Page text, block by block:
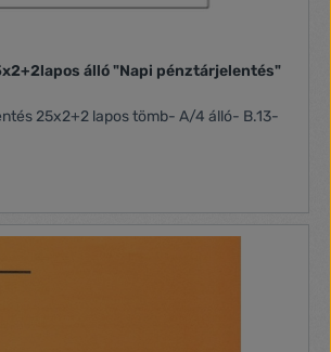
álló "Napi pénztárjelentés"
25x2+2 lapos tömb- A/4 álló- B.13-